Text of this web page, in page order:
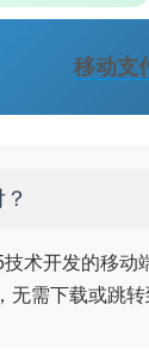
移动支
术开发的移动
，无需下载或跳转